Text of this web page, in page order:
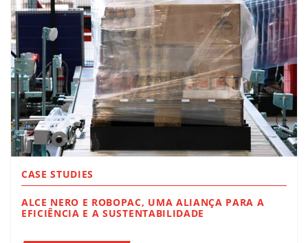
CASE STUDIES
ALCE NERO E ROBOPAC, UMA ALIANÇA PARA A
EFICIÊNCIA E A SUSTENTABILIDADE